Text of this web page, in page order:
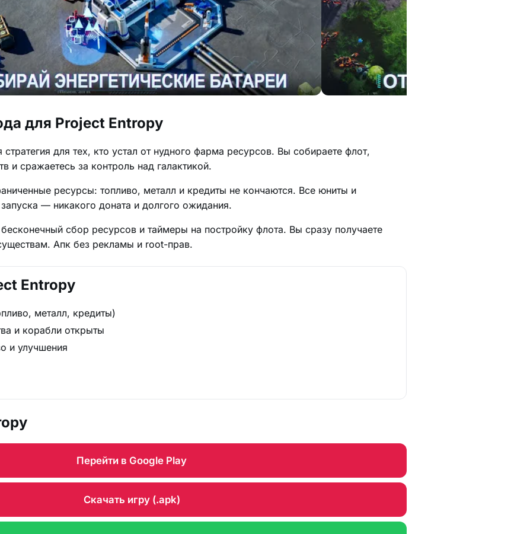
для Project Entropy
для тех, кто устал от нудного фарма ресурсов. Вы собираете флот,
и сражаетесь за контроль над галактикой.
ресурсы: топливо, металл и кредиты не кончаются. Все юниты и
— никакого доната и долгого ожидания.
сбор ресурсов и таймеры на постройку флота. Вы сразу получаете
Апк без рекламы и root-прав.
Entropy
металл, кредиты)
и корабли открыты
и улучшения
Перейти в Google Play
Скачать игру (.apk)